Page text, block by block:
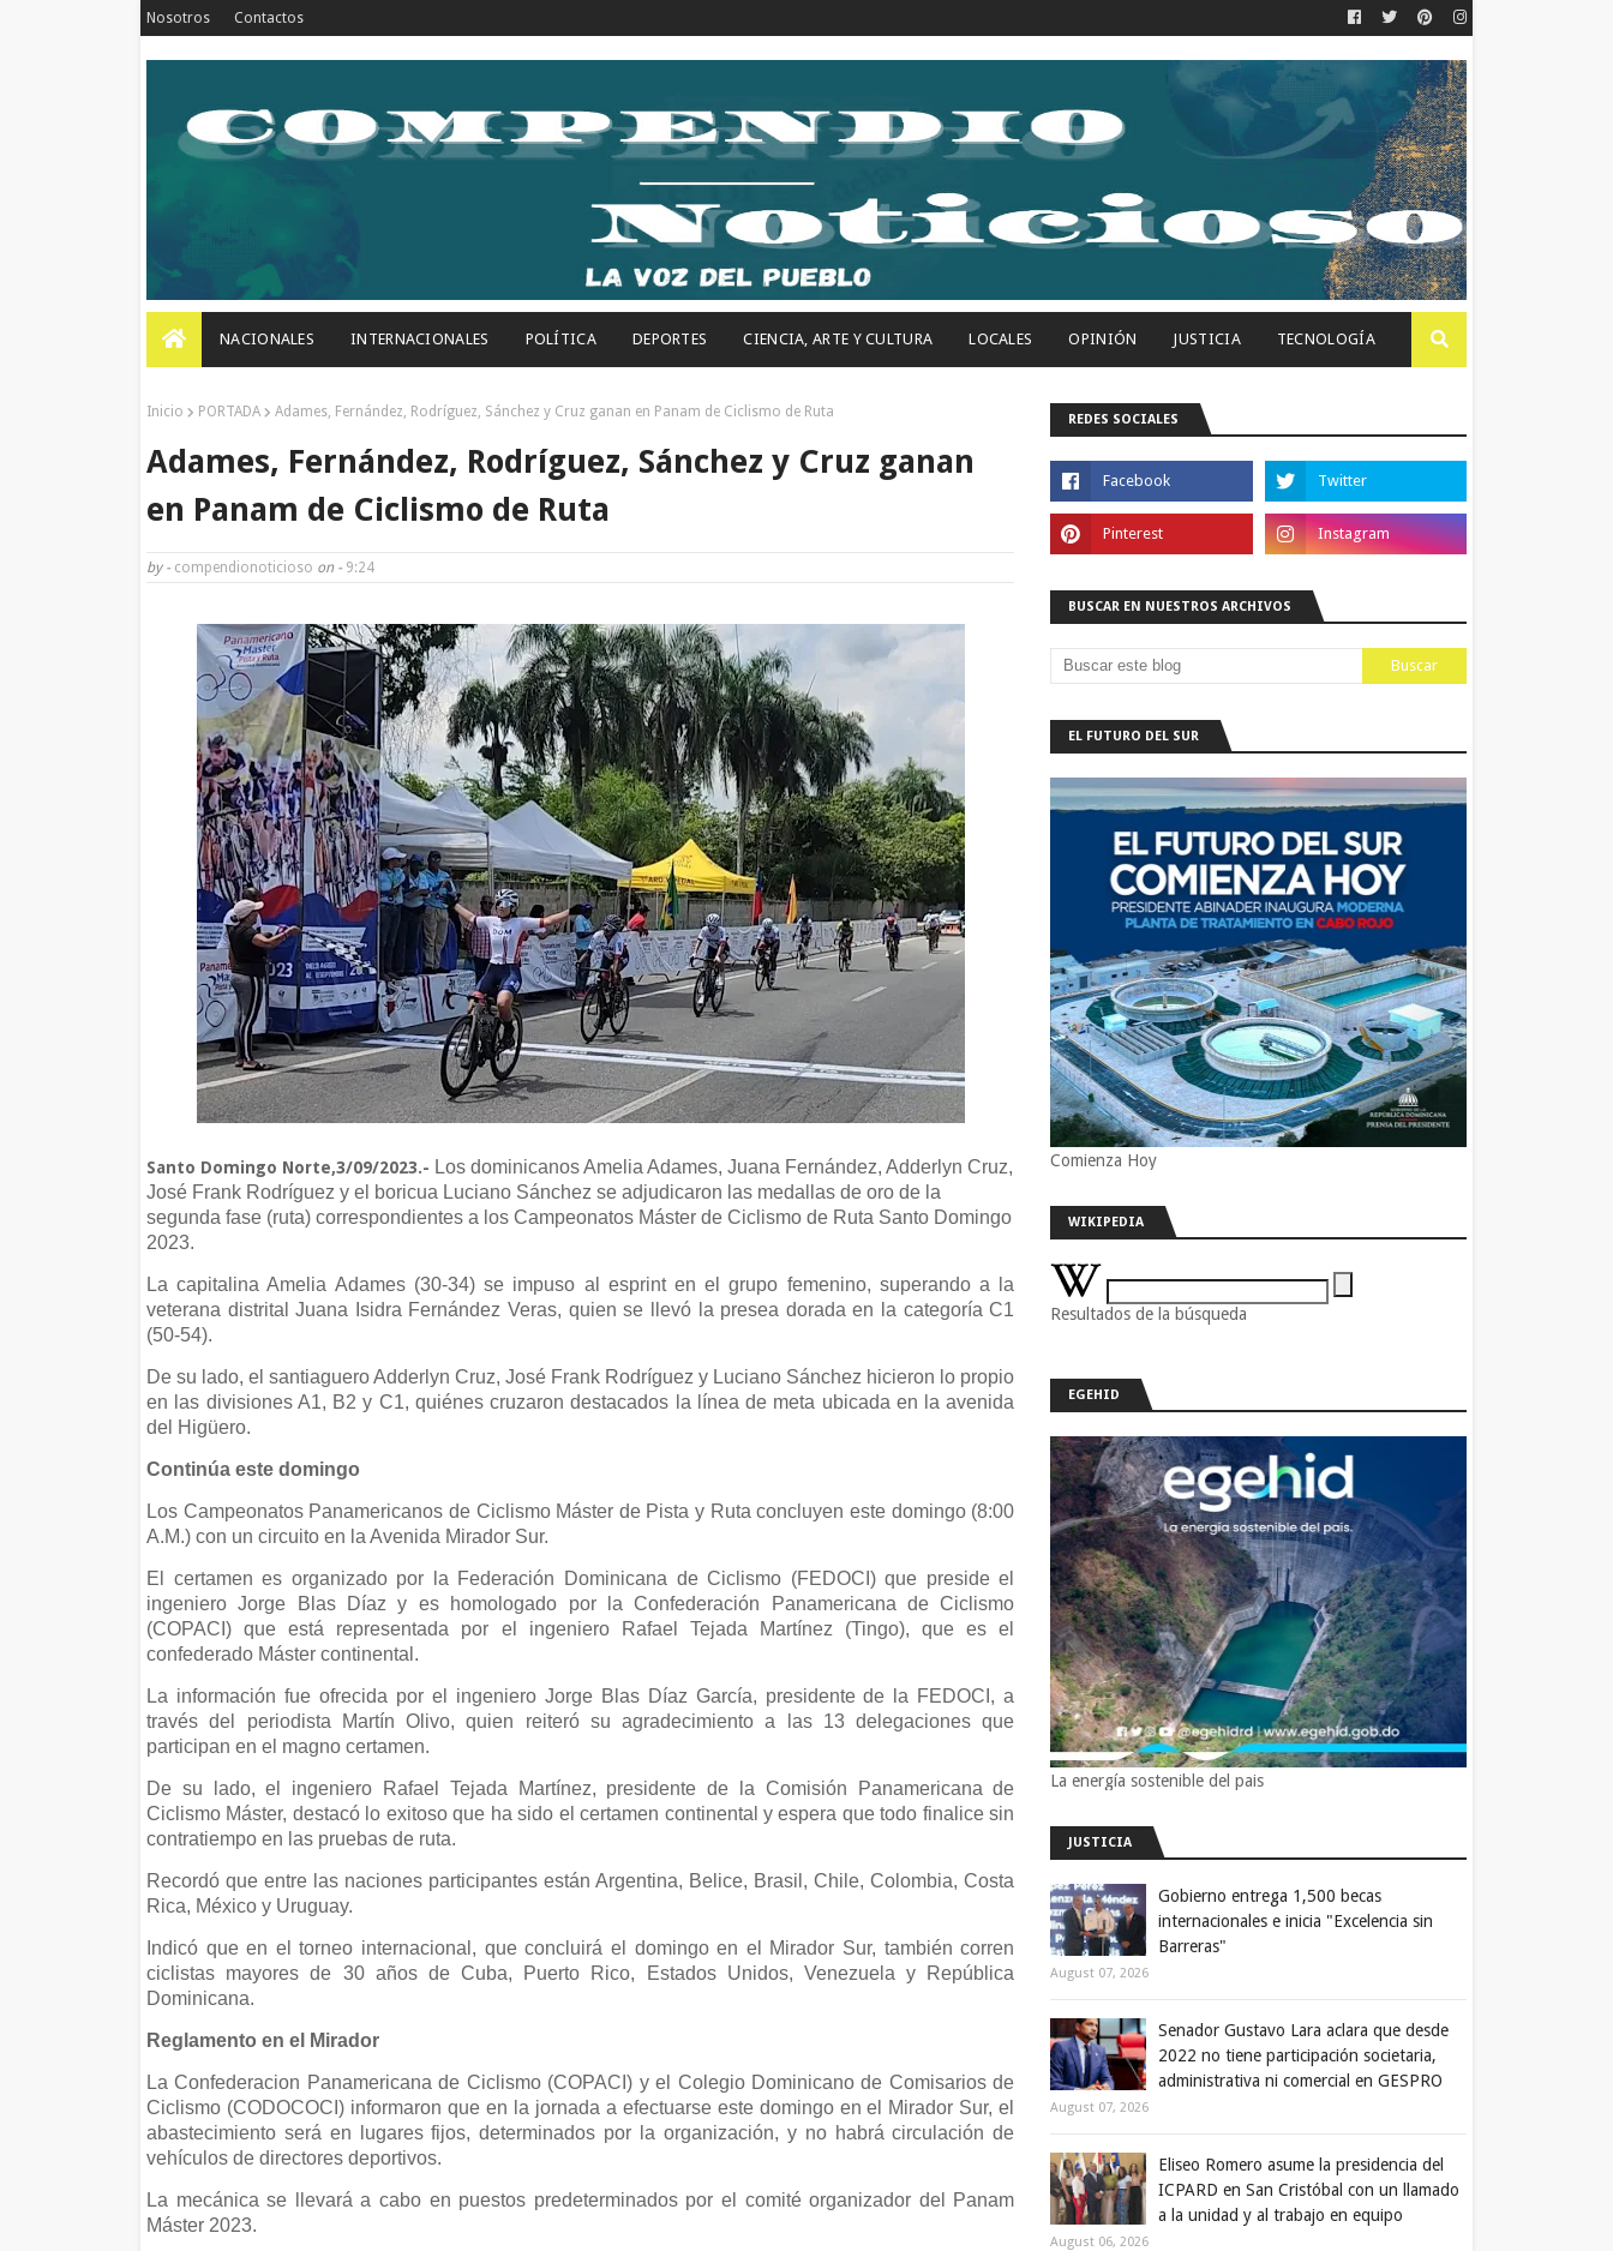
Nosotros Contactos
NACIONALES INTERNACIONALES POLÍTICA DEPORTES CIENCIA, ARTE Y CULTURA LOCALES OPINIÓN JUSTICIA TECNOLOGÍA
Inicio PORTADA Adames, Fernández, Rodríguez, Sánchez y Cruz ganan en Panam de Ciclismo de Ruta
Adames, Fernández, Rodríguez, Sánchez y Cruz ganan
en Panam de Ciclismo de Ruta
by - compendionoticioso on - 9:24
Santo Domingo Norte,3/09/2023.- Los dominicanos Amelia Adames, Juana Fernández, Adderlyn Cruz,
José Frank Rodríguez y el boricua Luciano Sánchez se adjudicaron las medallas de oro de la
segunda fase (ruta) correspondientes a los Campeonatos Máster de Ciclismo de Ruta Santo Domingo
2023.
La capitalina Amelia Adames (30-34) se impuso al esprint en el grupo femenino, superando a la
veterana distrital Juana Isidra Fernández Veras, quien se llevó la presea dorada en la categoría C1
(50-54).
De su lado, el santiaguero Adderlyn Cruz, José Frank Rodríguez y Luciano Sánchez hicieron lo propio
en las divisiones A1, B2 y C1, quiénes cruzaron destacados la línea de meta ubicada en la avenida
del Higüero.
Continúa este domingo
Los Campeonatos Panamericanos de Ciclismo Máster de Pista y Ruta concluyen este domingo (8:00
A.M.) con un circuito en la Avenida Mirador Sur.
El certamen es organizado por la Federación Dominicana de Ciclismo (FEDOCI) que preside el
ingeniero Jorge Blas Díaz y es homologado por la Confederación Panamericana de Ciclismo
(COPACI) que está representada por el ingeniero Rafael Tejada Martínez (Tingo), que es el
confederado Máster continental.
La información fue ofrecida por el ingeniero Jorge Blas Díaz García, presidente de la FEDOCI, a
través del periodista Martín Olivo, quien reiteró su agradecimiento a las 13 delegaciones que
participan en el magno certamen.
De su lado, el ingeniero Rafael Tejada Martínez, presidente de la Comisión Panamericana de
Ciclismo Máster, destacó lo exitoso que ha sido el certamen continental y espera que todo finalice sin
contratiempo en las pruebas de ruta.
Recordó que entre las naciones participantes están Argentina, Belice, Brasil, Chile, Colombia, Costa
Rica, México y Uruguay.
Indicó que en el torneo internacional, que concluirá el domingo en el Mirador Sur, también corren
ciclistas mayores de 30 años de Cuba, Puerto Rico, Estados Unidos, Venezuela y República
Dominicana.
Reglamento en el Mirador
La Confederacion Panamericana de Ciclismo (COPACI) y el Colegio Dominicano de Comisarios de
Ciclismo (CODOCOCI) informaron que en la jornada a efectuarse este domingo en el Mirador Sur, el
abastecimiento será en lugares fijos, determinados por la organización, y no habrá circulación de
vehículos de directores deportivos.
La mecánica se llevará a cabo en puestos predeterminados por el comité organizador del Panam
Máster 2023.
REDES SOCIALES
BUSCAR EN NUESTROS ARCHIVOS
EL FUTURO DEL SUR
Comienza Hoy
WIKIPEDIA
Resultados de la búsqueda
EGEHID
La energía sostenible del pais
JUSTICIA
Gobierno entrega 1,500 becas
internacionales e inicia "Excelencia sin
Barreras"
August 07, 2026
Senador Gustavo Lara aclara que desde
2022 no tiene participación societaria,
administrativa ni comercial en GESPRO
August 07, 2026
Eliseo Romero asume la presidencia del
ICPARD en San Cristóbal con un llamado
a la unidad y al trabajo en equipo
August 06, 2026